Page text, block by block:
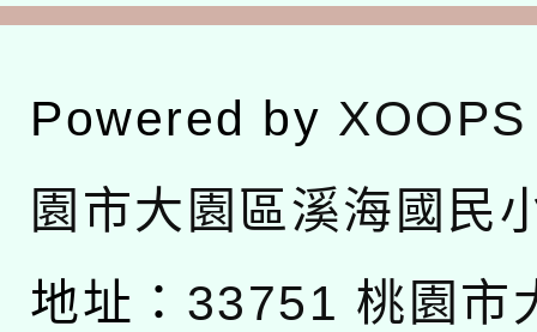
Powered by XOOPS
園市大園區溪海國民
地址： 33751 桃園市